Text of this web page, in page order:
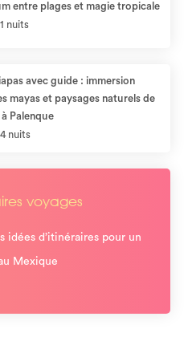
entre plages et magie tropicale
nuits
avec guide : immersion
mayas et paysages naturels de
Palenque
nuits
voyages
idées d’itinéraires pour un
Mexique